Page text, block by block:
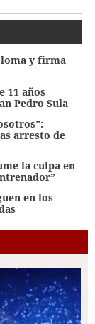
y firma
11 años
Pedro Sula
arresto de
la culpa en
en los